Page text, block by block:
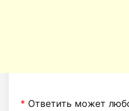
* Ответить может